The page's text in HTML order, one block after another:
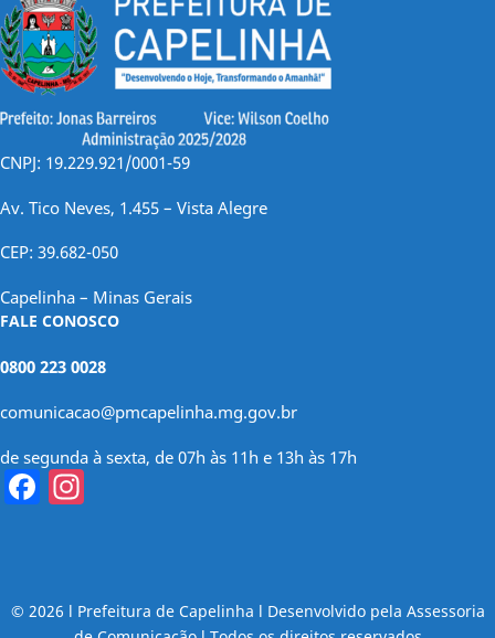
CNPJ: 19.229.921/0001-59
Av. Tico Neves, 1.455 – Vista Alegre
CEP: 39.682-050
Capelinha – Minas Gerais
FALE CONOSCO
0800 223 0028
comunicacao@pmcapelinha.mg.gov.br
de segunda à sexta, de 07h às 11h e 13h às 17h
Facebook
© 2026 l Prefeitura de Capelinha l Desenvolvido pela Assessoria